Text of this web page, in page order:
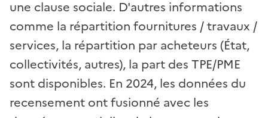
une clause sociale. D'autres informations
comme la répartition fournitures / travaux /
services, la répartition par acheteurs (État,
collectivités, autres), la part des TPE/PME
sont disponibles. En 2024, les données du
recensement ont fusionné avec les